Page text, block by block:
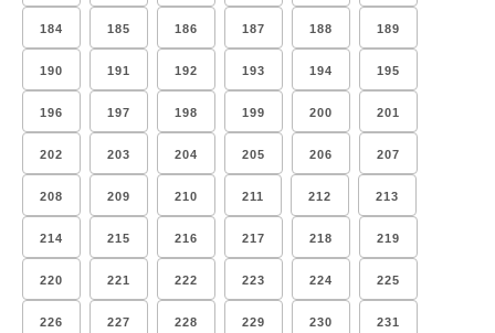
184 185 186 187 188 189
190 191 192 193 194 195
196 197 198 199 200 201
202 203 204 205 206 207
208 209 210 211 212 213
214 215 216 217 218 219
220 221 222 223 224 225
226 227 228 229 230 231